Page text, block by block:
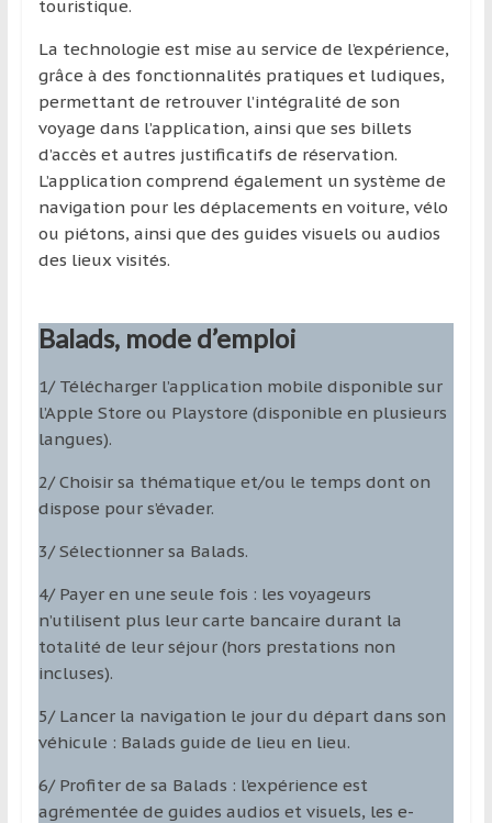
touristique.
La technologie est mise au service de l’expérience,
grâce à des fonctionnalités pratiques et ludiques,
permettant de retrouver l’intégralité de son
voyage dans l’application, ainsi que ses billets
d’accès et autres justificatifs de réservation.
L’application comprend également un système de
navigation pour les déplacements en voiture, vélo
ou piétons, ainsi que des guides visuels ou audios
des lieux visités.
Balads, mode d’emploi
1/ Télécharger l’application mobile disponible sur
l’Apple Store ou Playstore (disponible en plusieurs
langues).
2/ Choisir sa thématique et/ou le temps dont on
dispose pour s’évader.
3/ Sélectionner sa Balads.
4/ Payer en une seule fois : les voyageurs
n’utilisent plus leur carte bancaire durant la
totalité de leur séjour (hors prestations non
incluses).
5/ Lancer la navigation le jour du départ dans son
véhicule : Balads guide de lieu en lieu.
6/ Profiter de sa Balads : l’expérience est
agrémentée de guides audios et visuels, les e-